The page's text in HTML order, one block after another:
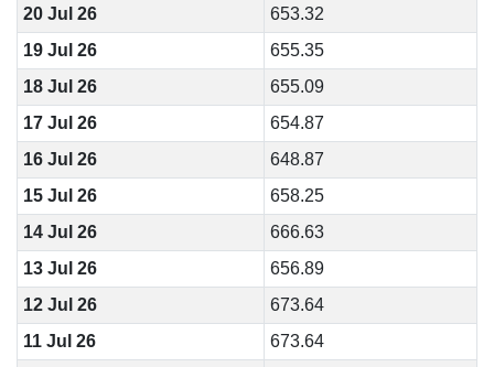
20 Jul 26
653.32
19 Jul 26
655.35
18 Jul 26
655.09
17 Jul 26
654.87
16 Jul 26
648.87
15 Jul 26
658.25
14 Jul 26
666.63
13 Jul 26
656.89
12 Jul 26
673.64
11 Jul 26
673.64